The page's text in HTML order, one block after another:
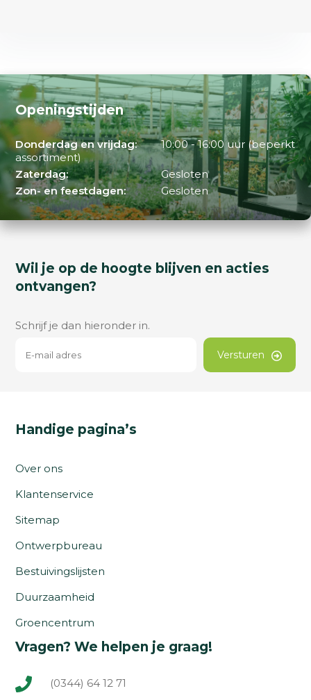
Openingstijden
Donderdag en vrijdag:
10:00 - 16:00 uur (beperkt
assortiment)
Zaterdag:
Gesloten
Zon- en feestdagen:
Gesloten
Wil je op de hoogte blijven en acties
ontvangen?
Schrijf je dan hieronder in.
Versturen
Handige pagina’s
Over ons
Klantenservice
Sitemap
Ontwerpbureau
Bestuivingslijsten
Duurzaamheid
Groencentrum
Vragen? We helpen je graag!
(0344) 64 12 71